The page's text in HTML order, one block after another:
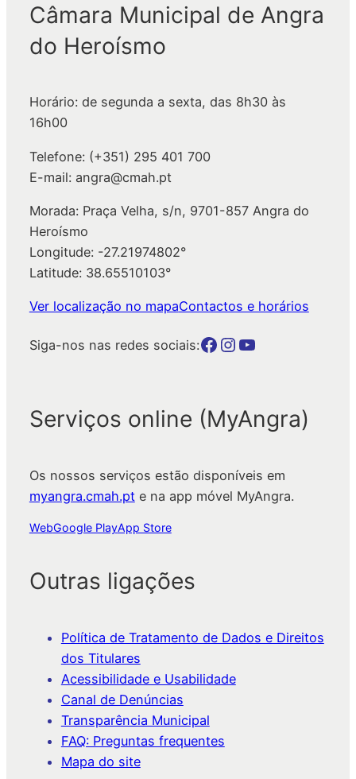
Câmara Municipal de Angra
do Heroísmo
Horário: de segunda a sexta, das 8h30 às
16h00
Telefone: (+351) 295 401 700
E-mail: angra@cmah.pt
Morada: Praça Velha, s/n, 9701-857 Angra do
Heroísmo
Longitude: -27.21974802°
Latitude: 38.65510103°
Ver localização no mapaContactos e horários
Siga-nos nas redes sociais:Botão para a página da autarquia no Facebook Botão para a página da autarquia no Instagram Botão para a página da autarquia no Youtube
Serviços online (MyAngra)
Os nossos serviços estão disponíveis em
myangra.cmah.pt e na app móvel MyAngra.
WebGoogle PlayApp Store
Outras ligações
Política de Tratamento de Dados e Direitos
dos Titulares
Acessibilidade e Usabilidade
Canal de Denúncias
Transparência Municipal
FAQ: Preguntas frequentes
Mapa do site